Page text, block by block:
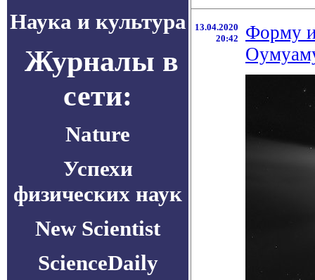
Наука и культура
Журналы в
сети:
Nature
Успехи
физических наук
New Scientist
ScienceDaily
13.04.2020
20:42
Форму и